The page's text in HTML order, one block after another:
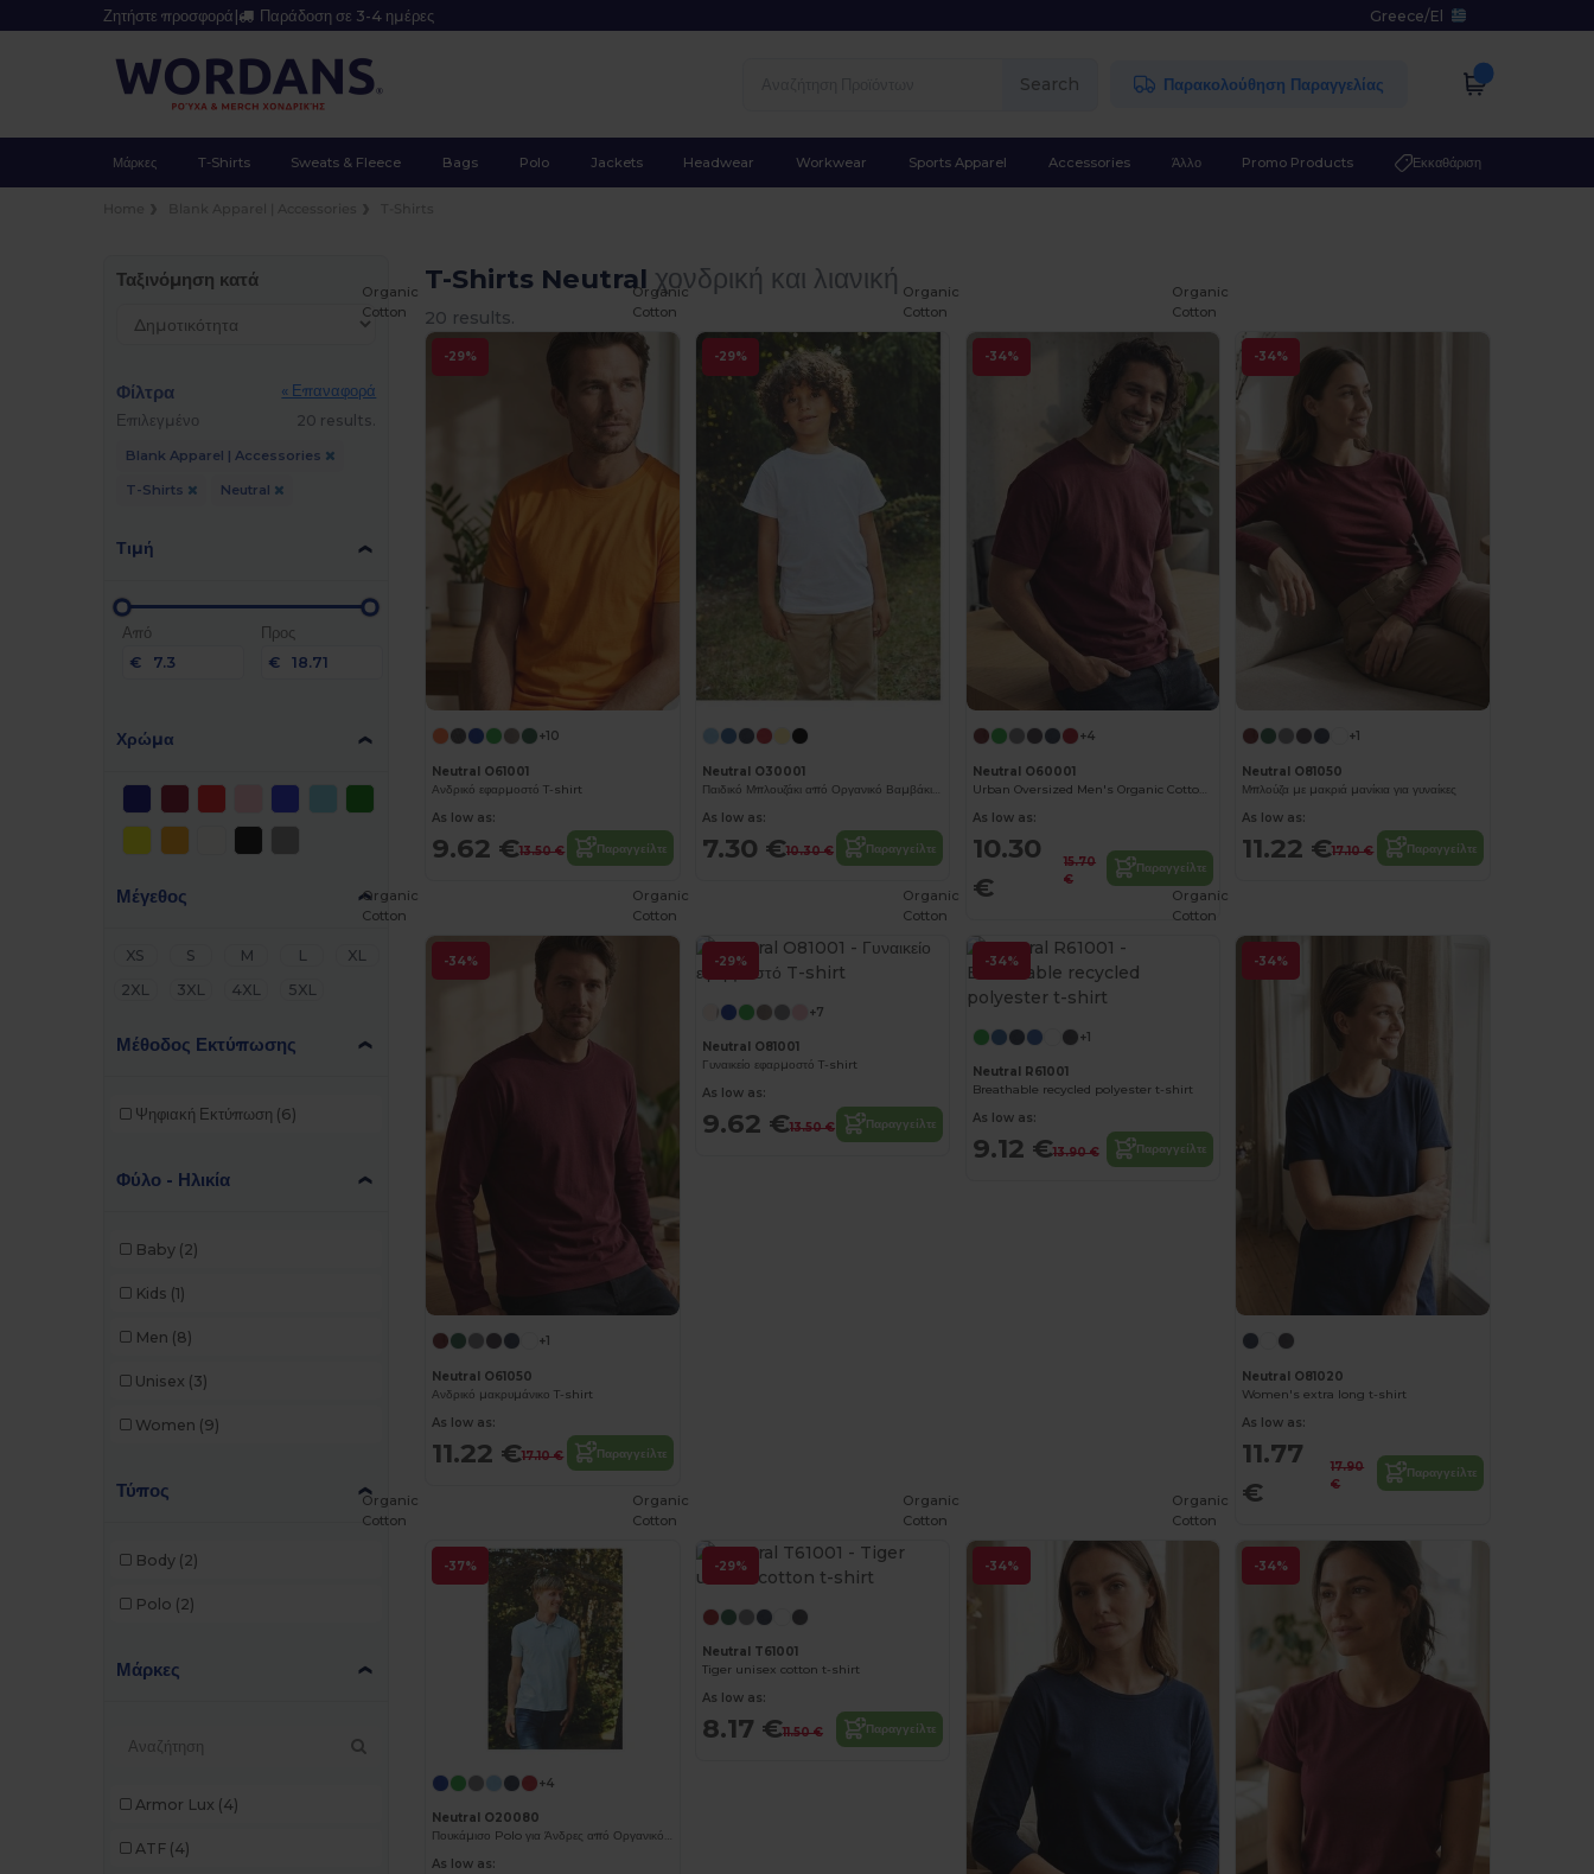
Ζητήστε προσφορά | Παράδοση σε 3-4 ημέρες Greece/El
Search Παρακολούθηση Παραγγελίας
Μάρκες T-Shirts Sweats & Fleece Bags Polo Jackets Headwear Workwear Sports Apparel Accessories Άλλο Promo Products Εκκαθάριση
Ταξινόμηση κατά
Φίλτρα
« Επαναφορά
Επιλεγμένο
20 results.
Blank Apparel | Accessories
T-Shirts Neutral
Τιμή
Από
€
Προς
€
Χρώμα
Μέγεθος
XS S M L
XL
2XL
3XL 4XL 5XL
Μέθοδος Εκτύπωσης
Ψηφιακή Εκτύπωση (6)
Φύλο - Ηλικία
Baby (2)
Kids (1)
Men (8)
Unisex (3)
Women (9)
Τύπος
Body (2)
Polo (2)
Μάρκες
Armor Lux (4)
ATF (4)
T-Shirts Neutral χονδρική και λιανική
20 results.
-29%
Organic
Cotton
+10
Neutral O61001
Ανδρικό εφαρμοστό T-shirt
As low as:
9.62 €13.50 € Παραγγείλτε
-29%
Organic
Cotton
Neutral O30001
Παιδικό Μπλουζάκι από Οργανικό Βαμβάκι με Μοντέρνο Σχέδιο
As low as:
7.30 €10.30 € Παραγγείλτε
-34%
Organic
Cotton
+4
Neutral O60001
Urban Oversized Men's Organic Cotton T-Shirt
As low as:
10.30
€
15.70
€
Παραγγείλτε
-34%
Organic
Cotton
+1
Neutral O81050
Μπλούζα με μακριά μανίκια για γυναίκες
As low as:
11.22 €17.10 € Παραγγείλτε
-34%
Organic
Cotton
+1
Neutral O61050
Ανδρικό μακρυμάνικο T-shirt
As low as:
11.22 €17.10 € Παραγγείλτε
-29%
Organic
Cotton
+7
Neutral O81001
Γυναικείο εφαρμοστό T-shirt
As low as:
9.62 €13.50 € Παραγγείλτε
-34%
Organic
Cotton
+1
Neutral R61001
Breathable recycled polyester t-shirt
As low as:
9.12 €13.90 € Παραγγείλτε
-34%
Organic
Cotton
Neutral O81020
Women's extra long t-shirt
As low as:
11.77
€
17.90
€
Παραγγείλτε
-37%
Organic
Cotton
+4
Neutral O20080
Πουκάμισο Polo για Άνδρες από Οργανικό Βαμβάκι με Καπιτονέ Σχέδιο
As low as:
-29%
Organic
Cotton
Neutral T61001
Tiger unisex cotton t-shirt
As low as:
8.17 €11.50 € Παραγγείλτε
-34%
Organic
Cotton
-34%
Organic
Cotton